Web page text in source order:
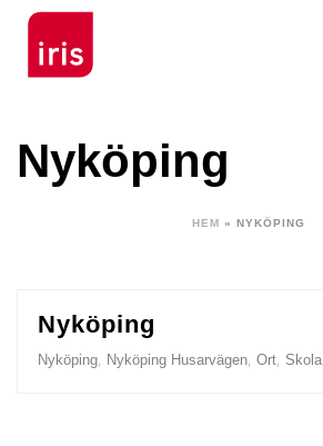
Nyköping
HEM » NYKÖPING
Nyköping
Nyköping Nyköping Husarvägen Ort Skola